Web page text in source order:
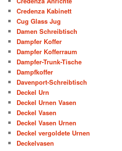
Credenza Kabinett
Cug Glass Jug
Damen Schreibtisch
Dampfer Koffer
Dampfer Kofferraum
Dampfer-Trunk-Tische
Dampfkoffer
Davenport-Schreibtisch
Deckel Urn
Deckel Urnen Vasen
Deckel Vasen
Deckel Vasen Urnen
Deckel vergoldete Urnen
Deckelvasen